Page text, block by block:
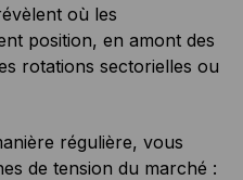
où les
position, en amont des
rotations sectorielles ou
régulière, vous
de tension du marché :